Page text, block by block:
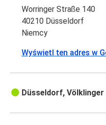
Worringer Straße 140
40210 Düsseldorf
Niemcy
Wyświetl ten adres w
Düsseldorf,